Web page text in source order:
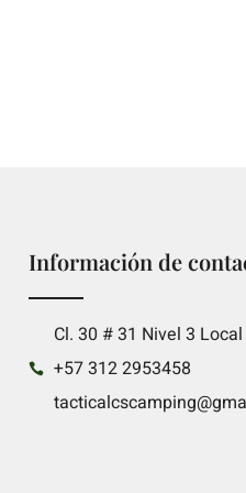
Información de
Cl. 30 # 31 Nivel 3
+57 312 2953458